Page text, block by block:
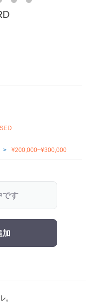
¥200,000~¥300,000
です
加
。